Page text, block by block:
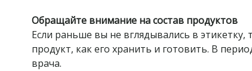
Обращайте внимание на состав продуктов
Если раньше вы не вглядывались в
продукт, как его хранить и готовить. В
врача.